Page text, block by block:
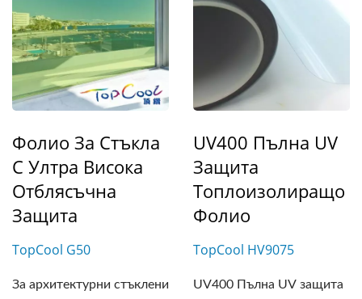
Фолио За Стъкла
С Ултра Висока
Отблясъчна
Защита
TopCool G50
За архитектурни стъклени
UV400 Пълна UV
Защита
Топлоизолиращо
Фолио
TopCool HV9075
UV400 Пълна UV защита